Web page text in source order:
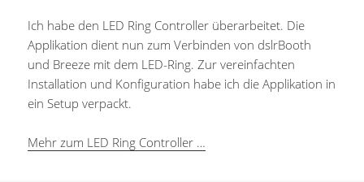
Ich habe den LED Ring Controller überarbeitet. Die
Applikation dient nun zum Verbinden von dslrBooth
und Breeze mit dem LED-Ring. Zur vereinfachten
Installation und Konfiguration habe ich die Applikation in
ein Setup verpackt.
Mehr zum LED Ring Controller …